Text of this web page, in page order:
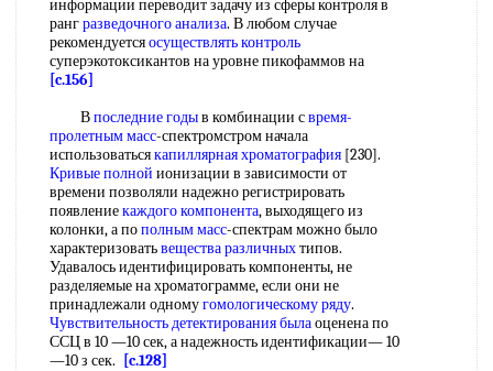
информации переводит задачу из сферы контроля в
рангразведочного анализа. В любом случае
рекомендуетсяосуществлять контроль
суперэкотоксикантов на уровне пикофаммов на
[c.156]
Впоследние годыв комбинации свремя-
пролетным масс-спектромстром начала
использоватьсякапиллярная хроматография [230].
Кривые полной ионизации в зависимости от
времени позволяли надежно регистрировать
появлениекаждого компонента, выходящего из
колонки, а пополным масс-спектрам можно было
характеризоватьвещества различныхтипов.
Удавалось идентифицировать компоненты, не
разделяемые на хроматограмме, если они не
принадлежали одномугомологическому ряду.
Чувствительность детектированиябылаоценена по
ССЦ в 10 —10 сек, а надежность идентификации— 10
—10 з сек.
[c.128]